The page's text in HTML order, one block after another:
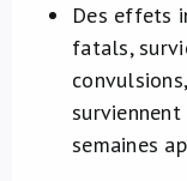
Des effets
fatals,
semaines